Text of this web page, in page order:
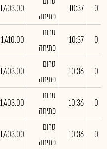
0
10:37
פתיחה
1,403.00
0
10:37
טרום
פתיחה
1,410.00
0
10:36
טרום
פתיחה
1,403.00
0
10:36
טרום
פתיחה
1,403.00
0
10:36
טרום
פתיחה
1,403.00